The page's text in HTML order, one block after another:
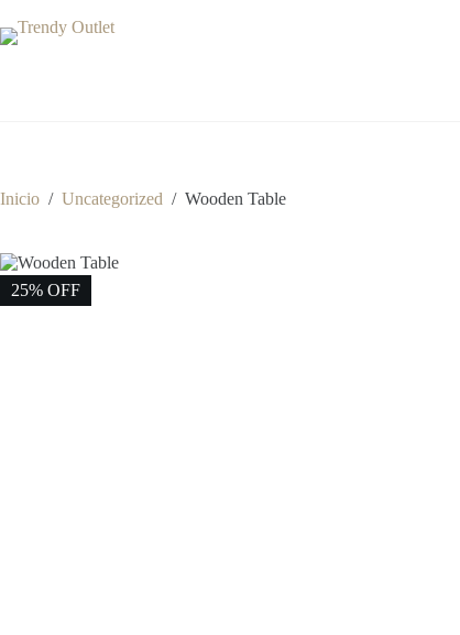
al
contenido
Inicio / Uncategorized / Wooden Table
25% OFF